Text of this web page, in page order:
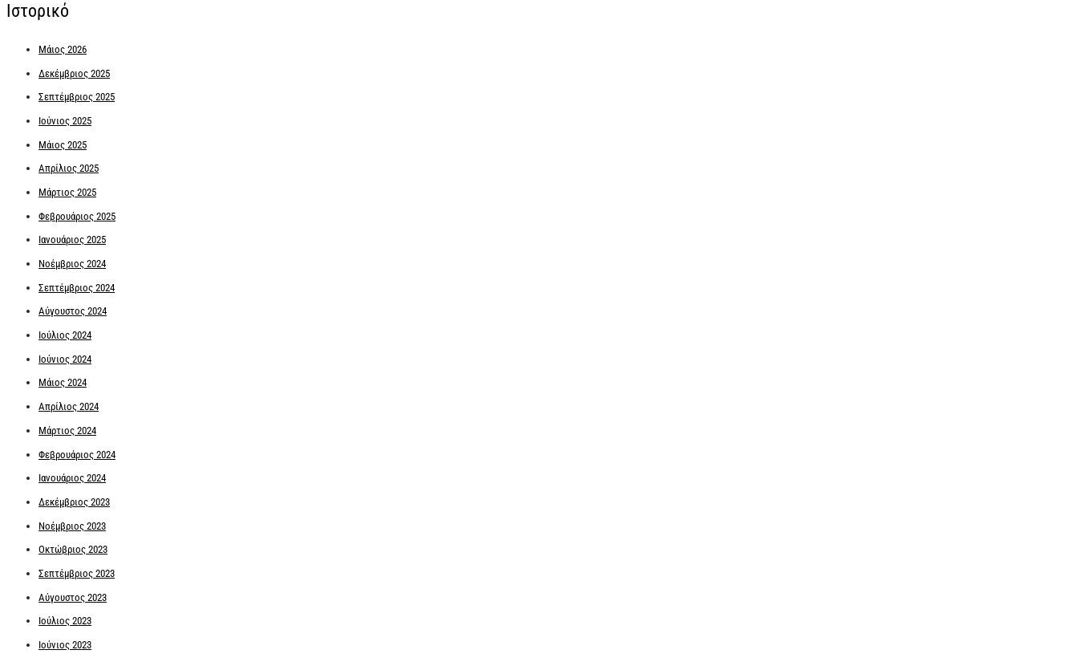
Ιστορικό
Μάιος 2026
Δεκέμβριος 2025
Σεπτέμβριος 2025
Ιούνιος 2025
Μάιος 2025
Απρίλιος 2025
Μάρτιος 2025
Φεβρουάριος 2025
Ιανουάριος 2025
Νοέμβριος 2024
Σεπτέμβριος 2024
Αύγουστος 2024
Ιούλιος 2024
Ιούνιος 2024
Μάιος 2024
Απρίλιος 2024
Μάρτιος 2024
Φεβρουάριος 2024
Ιανουάριος 2024
Δεκέμβριος 2023
Νοέμβριος 2023
Οκτώβριος 2023
Σεπτέμβριος 2023
Αύγουστος 2023
Ιούλιος 2023
Ιούνιος 2023